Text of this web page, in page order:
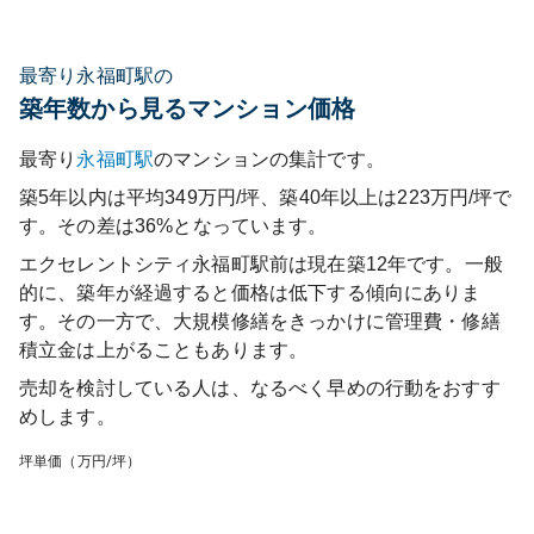
最寄り永福町駅の
築年数から見るマンション価格
最寄り 永福町駅のマンションの集計です。
築5年以内は平均349万円/坪、築40年以上は223万円/坪で
す。その差は36%となっています。
エクセレントシティ永福町駅前は現在築12年です。一般
的に、築年が経過すると価格は低下する傾向にありま
す。その一方で、大規模修繕をきっかけに管理費・修繕
積立金は上がることもあります。
売却を検討している人は、なるべく早めの行動をおすす
めします。
坪単価（万円/坪）